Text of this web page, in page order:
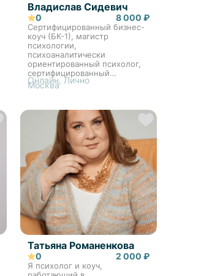
Владислав Сидевич
0 8 000 ₽
Сертифицированный бизнес-
коуч (БК-1), магистр
психологии,
психоаналитически
ориентированный психолог,
сертифицированный
руководитель проектов
(PMP), cтратегический и
более чем 20-летним опытом
работы в таких ком...
Онлайн, Лично
Москва
Татьяна Романенкова
0 2 000 ₽
Я психолог и коуч,